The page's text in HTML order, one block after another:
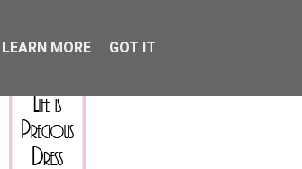
LEARN MORE GOT IT